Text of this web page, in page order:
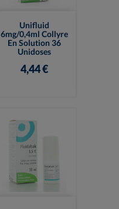
Unifluid
6mg/0,4ml Collyre
En Solution 36
Unidoses
4,44 €